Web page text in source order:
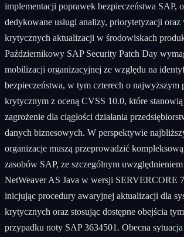
implementacji poprawek bezpieczeństwa SAP,
dedykowane usługi analizy, priorytetyzacji oraz
krytycznych aktualizacji w środowiskach
Październikowy SAP Security Patch Day
mobilizacji organizacyjnej ze względu na
bezpieczeństwa, w tym czterech o najwyższym
krytycznym z oceną CVSS 10.0, które stanowią
zagrożenie dla ciągłości działania
danych biznesowych. W perspektywie
organizacje muszą przeprowadzić
zasobów SAP, ze szczególnym
NetWeaver AS Java w wersji SERVERCORE
inicjując procedury awaryjnej aktualizacji dla
krytycznych oraz stosując dostępne obejścia
przypadku noty SAP 3634501. Obecna